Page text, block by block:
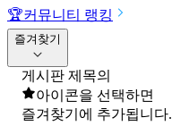
🏆커뮤니티 랭킹
즐겨찾기
게시판 제목의
아이콘을 선택하면
즐겨찾기에 추가됩니다.